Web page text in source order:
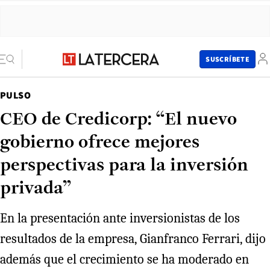
SUSCRÍBETE
PULSO
CEO de Credicorp: “El nuevo
gobierno ofrece mejores
perspectivas para la inversión
privada”
En la presentación ante inversionistas de los
resultados de la empresa, Gianfranco Ferrari, dijo
además que el crecimiento se ha moderado en